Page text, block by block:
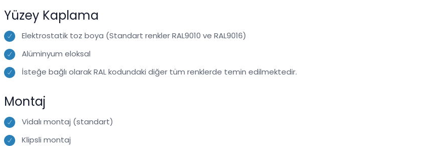
Yüzey Kaplama
Elektrostatik toz boya (Standart renkler RAL9010 ve RAL9016)
Alüminyum eloksal
İsteğe bağlı olarak RAL kodundaki diğer tüm renklerde temin edilmektedir.
Montaj
Vidalı montaj (standart)
Klipsli montaj